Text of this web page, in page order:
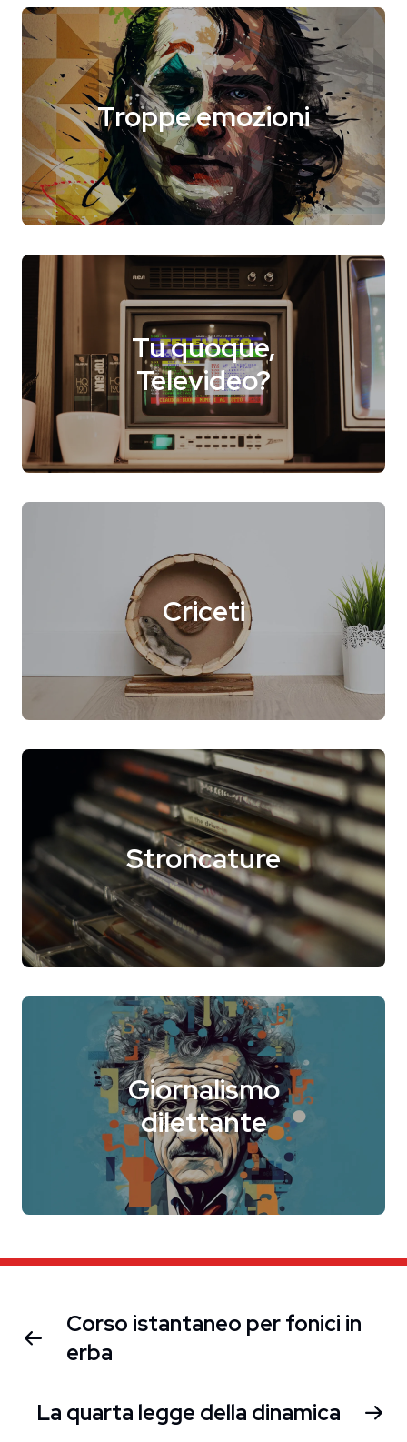
Troppe emozioni
Tu quoque,
Televideo?
Criceti
Stroncature
Giornalismo
dilettante
Corso istantaneo per fonici in
erba
La quarta legge della dinamica